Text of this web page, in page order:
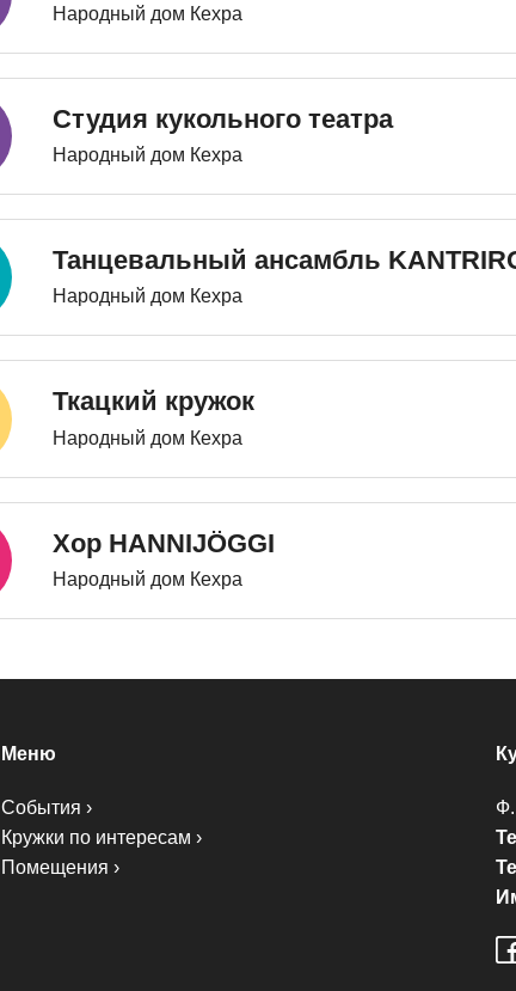
Народный дом Кехра
Студия кукольного театра
Народный дом Кехра
Танцевальный ансамбль
Народный дом Кехра
Ткацкий кружок
Народный дом Кехра
Хор HANNIJÖGGI
Народный дом Кехра
Меню
События
Кружки по интересам
Помещения